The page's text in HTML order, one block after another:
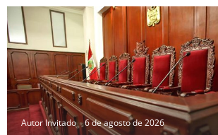
Autor Invitado 6 de agosto de 2026